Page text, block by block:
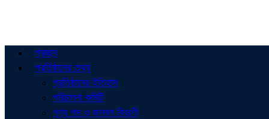
প্রচ্ছদ
প্রতিষ্ঠানের তথ্য
প্রতিষ্ঠানের ইতিহাস
পরিচালনা কমিটি
শূণ্য পদ ও জনবল বিবরণী